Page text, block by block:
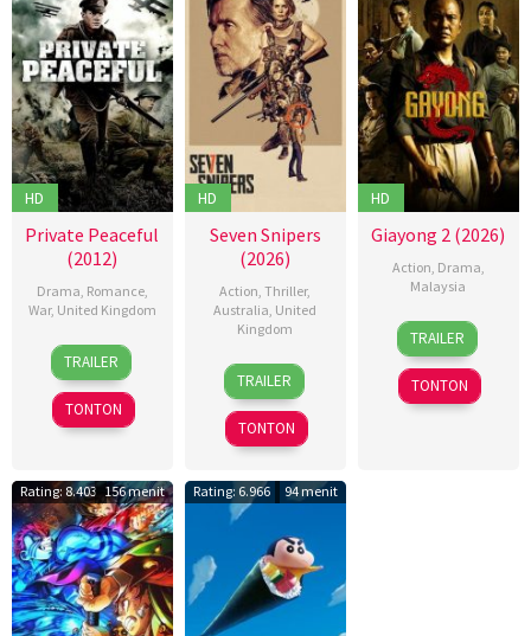
HD
Private Peaceful
(2012)
Drama, Romance,
War, United Kingdom
12
Oct
2012
Pat
O'Connor
TRAILER
TONTON
HD
Seven Snipers
(2026)
Action,Thriller,
Australia, United
Kingdom
30
Apr
2026
Sandra
Sciberras
TRAILER
TONTON
HD
Giayong 2 (2026)
Action, Drama,
Malaysia
9
Apr
2026
Dyeanna
Jemat
Faisal
Ishak,
TRAILER
TONTON
Rating: 8.403 156 menit Rating: 6.966 94 menit